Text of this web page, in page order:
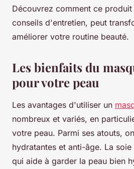
Découvrez comment ce
conseils d'entretien, peut
améliorer votre routine beauté.
Les bienfaits du
pour votre peau
Les avantages d'utiliser un
nombreux et variés, en
votre peau. Parmi ses atouts,
hydratantes et anti-âge. La
qui aide à garder la peau bien